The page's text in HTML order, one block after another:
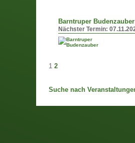
Barntruper Budenzauber
Nächster Termin:
1 2
Suche nach